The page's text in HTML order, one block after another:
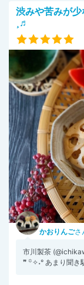
渋みや苦みが少
¸♬
かおりんごさ
市川製茶
❞ ꙳✧˖° あまり聞き